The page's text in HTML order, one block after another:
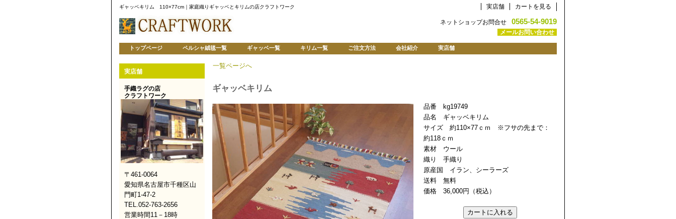
ギャッベキリム 110×77cm｜家庭織りギャッベとキリムの店クラフトワーク
ネットショップお問合せ 0565-54-9019
メールお問い合わせ
実店舗 カートを見る
一覧ページへ
ギャッベキリム
品番 kg19749
品名 ギャッベキリム
サイズ 約110×77ｃｍ ※フサの先まで：
約118ｃｍ
素材 ウール
織り 手織り
原産国 イラン、シーラーズ
送料 無料
価格 36,000円（税込）
トップページ ペルシャ絨毯一覧 ギャッベ一覧 キリム一覧 ご注文方法 会社紹介 実店舗
実店舗
手織ラグの店
クラフトワーク
〒461-0064
愛知県名古屋市千種区山
門町1-47-2
TEL.052-763-2656
営業時間11－18時